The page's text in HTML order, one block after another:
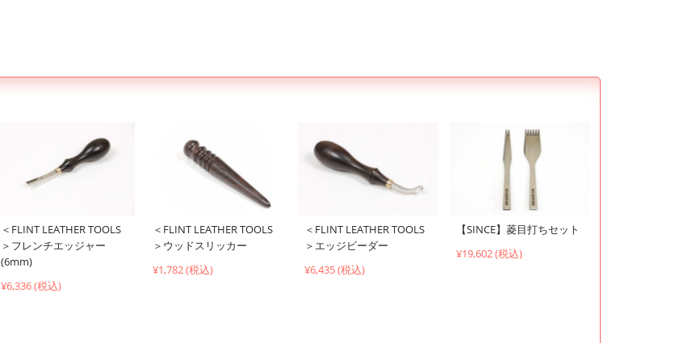
＜FLINT LEATHER TOOLS
＞フレンチエッジャー
(6mm)
¥6,336 (税込)
＜FLINT LEATHER TOOLS
＞ウッドスリッカー
¥1,782 (税込)
＜FLINT LEATHER TOOLS
＞エッジビーダー
¥6,435 (税込)
【SINCE】菱目打ちセット
¥19,602 (税込)